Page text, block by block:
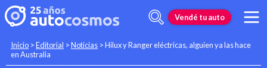
Vendé tu auto
Inicio >Editorial >Noticias >Hilux y Ranger eléctricas, alguien ya las hace
en Australia